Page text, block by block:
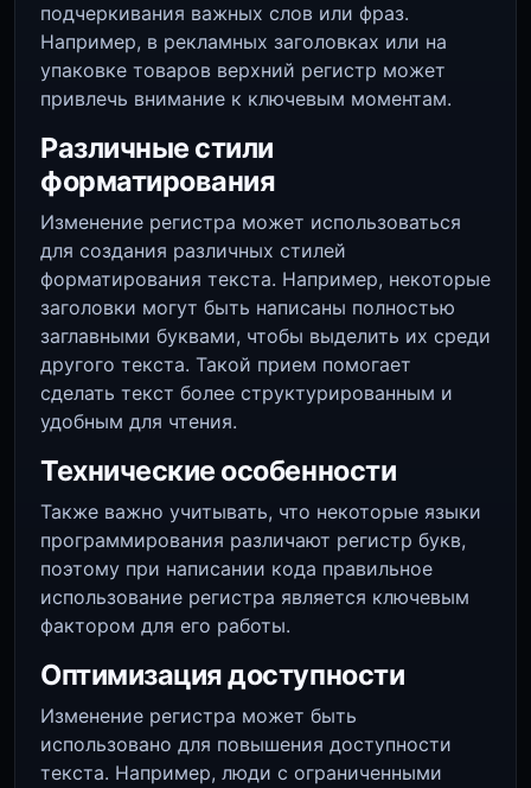
подчеркивания важных слов или фраз.
Например, в рекламных заголовках или на
упаковке товаров верхний регистр может
привлечь внимание к ключевым моментам.
Различные стили
форматирования
Изменение регистра может использоваться
для создания различных стилей
форматирования текста. Например, некоторые
заголовки могут быть написаны полностью
заглавными буквами, чтобы выделить их среди
другого текста. Такой прием помогает
сделать текст более структурированным и
удобным для чтения.
Технические особенности
Также важно учитывать, что некоторые языки
программирования различают регистр букв,
поэтому при написании кода правильное
использование регистра является ключевым
фактором для его работы.
Оптимизация доступности
Изменение регистра может быть
использовано для повышения доступности
текста. Например, люди с ограниченными